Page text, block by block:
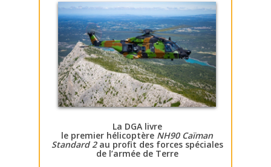
La DGA livre
le premier hélicoptère NH90 Caïman
Standard 2au profit des forces spéciales
de l’armée de Terre